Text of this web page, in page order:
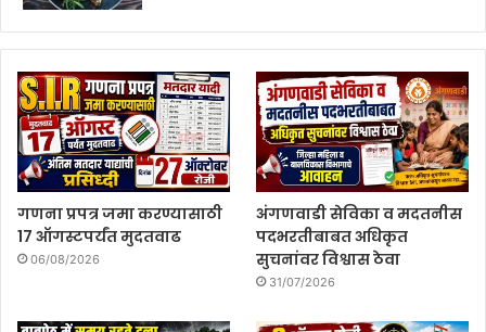
गणना प्रपत्र जमा करण्यासाठी
17 ऑगस्टपर्यंत मुदतवाढ
06/08/2026
अंगणवाडी सेविका व मदतनीस
पदभरतीबाबत अधिकृत
सुचनांवर विश्वास ठेवा
31/07/2026